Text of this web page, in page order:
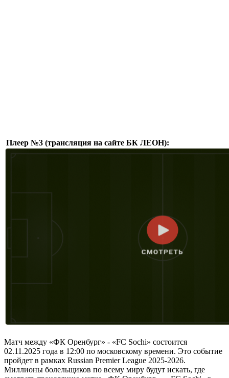
Плеер №3 (трансляция на сайте БК ЛЕОН):
Матч между «ФК Оренбург» - «FC Sochi» состоится
02.11.2025 года в 12:00 по московскому времени. Это событие
пройдет в рамках Russian Premier League 2025-2026.
Миллионы болельщиков по всему миру будут искать, где